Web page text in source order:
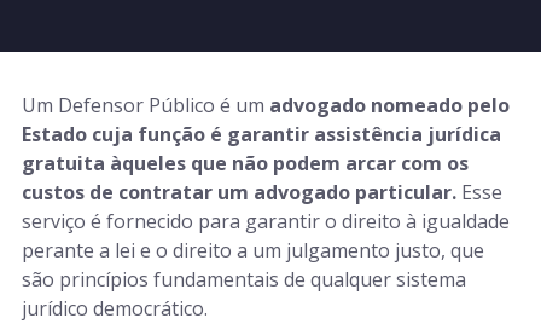
Um Defensor Público é um advogado nomeado pelo
Estado cuja função é garantir assistência jurídica
gratuita àqueles que não podem arcar com os
custos de contratar um advogado particular. Esse
serviço é fornecido para garantir o direito à igualdade
perante a lei e o direito a um julgamento justo, que
são princípios fundamentais de qualquer sistema
jurídico democrático.